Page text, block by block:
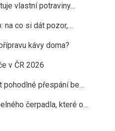
vlastní potraviny…
na co si dát pozor,…
kávy doma?
v ČR 2026
pohodlné přespání be…
čerpadla, které o…